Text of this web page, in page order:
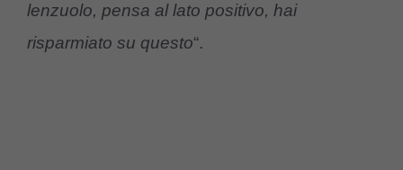
lenzuolo, pensa al lato positivo, hai
risparmiato su questo“.